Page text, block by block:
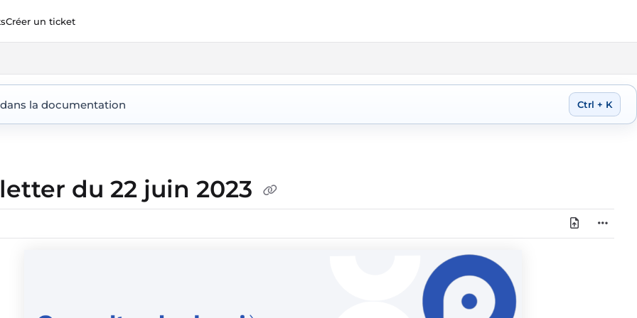
Créer un ticket
du 22 juin 2023
la documentation Ctrl + K